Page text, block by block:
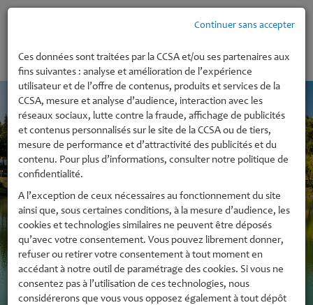
MENU
Continuer sans accepter
Ces données sont traitées par la CCSA et/ou ses partenaires aux
fins suivantes : analyse et amélioration de l’expérience
utilisateur et de l’offre de contenus, produits et services de la
CCSA, mesure et analyse d’audience, interaction avec les
réseaux sociaux, lutte contre la fraude, affichage de publicités
et contenus personnalisés sur le site de la CCSA ou de tiers,
mesure de performance et d’attractivité des publicités et du
contenu. Pour plus d’informations, consulter notre politique de
confidentialité.
A l’exception de ceux nécessaires au fonctionnement du site
ainsi que, sous certaines conditions, à la mesure d’audience, les
cookies et technologies similaires ne peuvent être déposés
qu’avec votre consentement. Vous pouvez librement donner,
refuser ou retirer votre consentement à tout moment en
accédant à notre outil de paramétrage des cookies. Si vous ne
consentez pas à l’utilisation de ces technologies, nous
considérerons que vous vous opposez également à tout dépôt